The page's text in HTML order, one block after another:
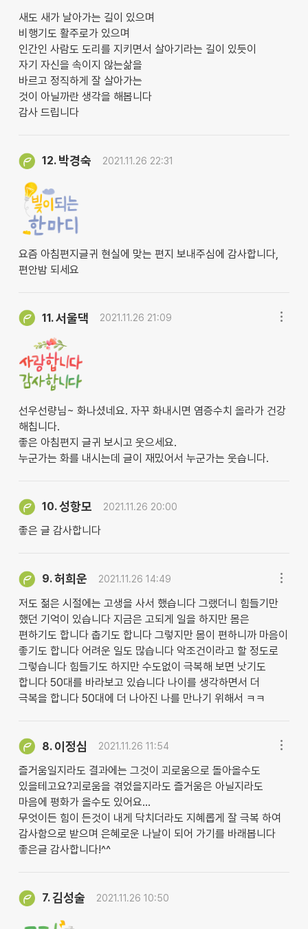
새도 새가 날아가는 길이 있으며
비행기도 활주로가 있으며
인간인 사람도 도리를 지키면서 살아기라는 길이 있듯이
자기 자신을 속이지 않는삶을
바르고 정직하게 잘 살아가는
것이 아닐까란 생각을 해봅니다
감사 드립니다
12. 박경숙 2021.11.26 22:31
요즘 아침편지글귀 현실에 맞는 편지 보내주심에 감사합니다,
편안밤 되세요
11.서울댁 2021.11.26 21:09
선우선량님~ 화나셨네요. 자꾸 화내시면 염증수치 올라가 건강
해칩니다.
좋은 아침편지 글귀 보시고 웃으세요.
누군가는 화를 내시는데 글이 재밌어서 누군가는 웃습니다.
10.성항모 2021.11.26 20:00
좋은 글 감사합니다
9.허희운 2021.11.26 14:49
저도 젊은 시절에는 고생을 사서 했습니다 그랬더니 힘들기만
했던 기억이 있습니다 지금은 고되게 일을 하지만 몸은
편하기도 합니다 춥기도 합니다 그렇지만 몸이 편하니까 마음이
좋기도 합니다 어려운 일도 많습니다 악조건이라고 할 정도로
그렇습니다 힘들기도 하지만 수도없이 극복해 보면 낫기도
합니다 50대를 바라보고 있습니다 나이를 생각하면서 더
극복을 합니다 50대에 더 나아진 나를 만나기 위해서 ㅋㅋ
8. 이정심 2021.11.26 11:54
즐거움일지라도 결과에는 그것이 괴로움으로 돌아올수도
있을테고요?괴로움을 겪었을지라도 즐거움은 아닐지라도
마음에 평화가 올수도 있어요...
무엇이든 힘이 든것이 내게 닥치더라도 지혜롭게 잘 극복 하여
감사함으로 받으며 은혜로운 나날이 되어 가기를 바래봅니다
좋은글 감사합니다!^^
7.김성술 2021.11.26 10:50